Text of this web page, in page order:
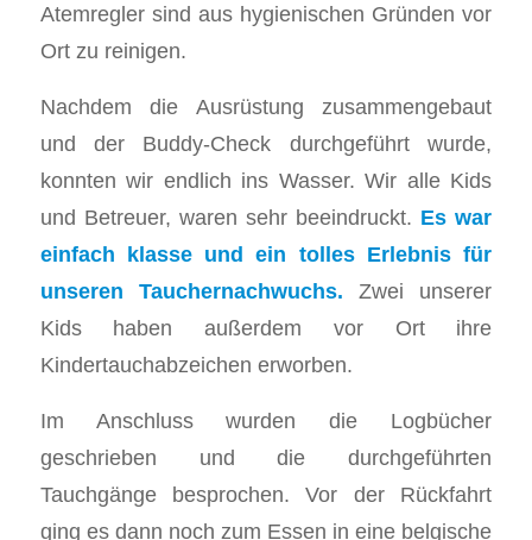
Atemregler sind aus hygienischen Gründen vor
Ort zu reinigen.
Nachdem die Ausrüstung zusammengebaut
und der Buddy-Check durchgeführt wurde,
konnten wir endlich ins Wasser. Wir alle Kids
und Betreuer, waren sehr beeindruckt. Es war
einfach klasse und ein tolles Erlebnis für
unseren Tauchernachwuchs. Zwei unserer
Kids haben außerdem vor Ort ihre
Kindertauchabzeichen erworben.
Im Anschluss wurden die Logbücher
geschrieben und die durchgeführten
Tauchgänge besprochen. Vor der Rückfahrt
ging es dann noch zum Essen in eine belgische